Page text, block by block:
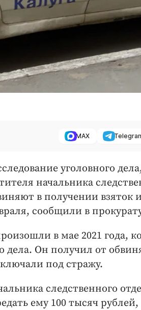
MAX
уголовного
начальника
в получении взяток
сообщили в
в мае 2021 года,
дела. Он получил от
под стражу.
следственного
ему 100 тысяч